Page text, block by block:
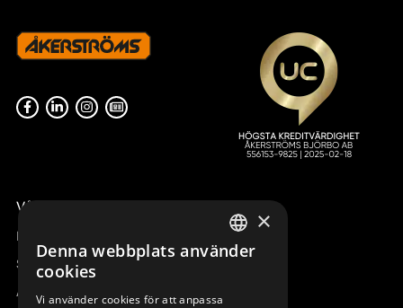
Våra radiostyrningar – översikt
Remotus
Sesam
Access_Ctrl
SWEDISH
×
Denna webbplats använder
cookies
Vi använder cookies för att anpassa